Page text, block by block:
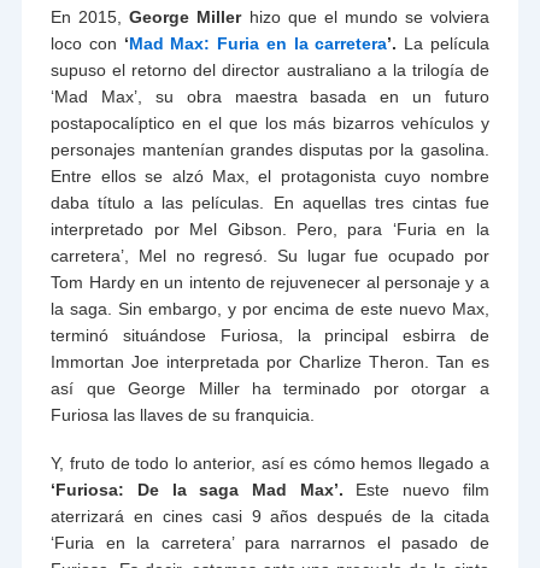
En 2015,George Millerhizo que el mundo se volviera
loco con ‘Mad Max: Furia en la carretera’. La película
supuso el retorno del director australiano a la trilogía de
‘Mad Max’, su obra maestra basada en un futuro
postapocalíptico en el que los más bizarros vehículos y
personajes mantenían grandes disputas por la gasolina.
Entre ellos se alzó Max, el protagonista cuyo nombre
daba título a las películas. En aquellas tres cintas fue
interpretado por Mel Gibson. Pero, para ‘Furia en la
carretera’, Mel no regresó. Su lugar fue ocupado por
Tom Hardy en un intento de rejuvenecer al personaje y a
la saga. Sin embargo, y por encima de este nuevo Max,
terminó situándose Furiosa, la principal esbirra de
Immortan Joe interpretada por Charlize Theron. Tan es
así que George Miller ha terminado por otorgar a
Furiosa las llaves de su franquicia.
Y, fruto de todo lo anterior, así es cómo hemos llegado a
‘Furiosa: De la saga Mad Max’. Este nuevo film
aterrizará en cines casi 9 años después de la citada
‘Furia en la carretera’ para narrarnos el pasado de